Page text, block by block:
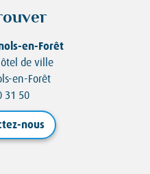
en-Forêt
de ville
en-Forêt
31 50
nous